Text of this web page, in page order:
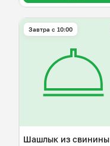
Завтра c 10:00
Шашлык из свинины